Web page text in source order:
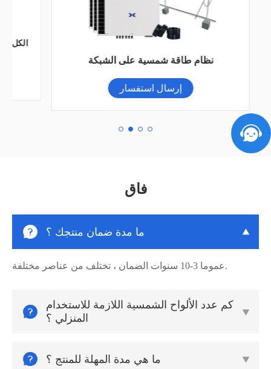
نظام طاقة شمسية على الشبكة
إرسال استفسار
فاق
 ما مدة ضمان منتجك ؟ 
عموما 3-10 سنوات الضمان ، تختلف من عناصر مختلفة.

كم عدد الألواح الشمسية اللازمة للاستخدام
المنزلي ؟

 ما هي مدة المهلة للمنتج ؟ 